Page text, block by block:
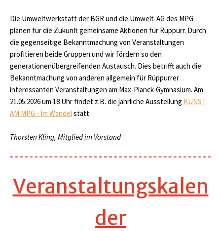
Die Umweltwerkstatt der BGR und die Umwelt-AG des MPG
planen für die Zukunft gemeinsame Aktionen für Rüppurr. Durch
die gegenseitige Bekanntmachung von Veranstaltungen
profitieren beide Gruppen und wir fördern so den
generationenübergreifenden Austausch. Dies betrifft auch die
Bekanntmachung von anderen allgemein für Rüppurrer
interessanten Veranstaltungen am Max-Planck-Gymnasium. Am
21.05.2026 um 18 Uhr findet z.B. die jährliche Ausstellung KUNST
AM MPG - Im Wandelstatt.
Thorsten Kling, Mitglied im Vorstand
Veranstaltungskalen
der